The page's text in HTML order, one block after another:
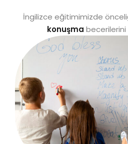
İngilizce eğitimimizde
konuşma